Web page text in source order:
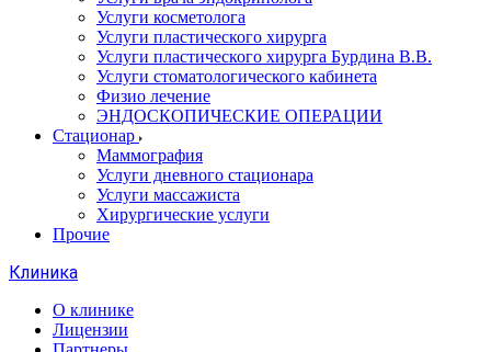
Услуги косметолога
Услуги пластического хирурга
Услуги пластического хирурга Бурдина В.В.
Услуги стоматологического кабинета
Физио лечение
ЭНДОСКОПИЧЕСКИЕ ОПЕРАЦИИ
Стационар
Маммография
Услуги дневного стационара
Услуги массажиста
Хирургические услуги
Прочие
Клиника
О клинике
Лицензии